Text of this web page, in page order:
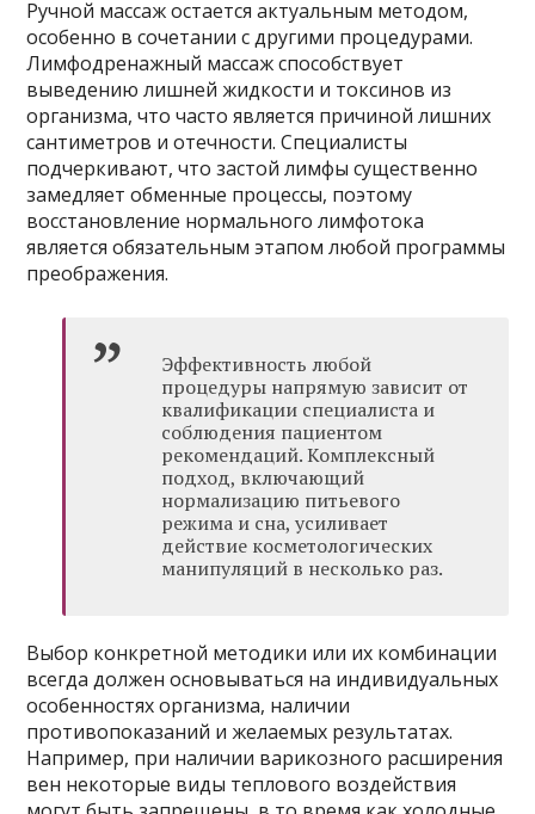
Ручной массаж остается актуальным методом,
особенно в сочетании с другими процедурами.
Лимфодренажный массаж способствует
выведению лишней жидкости и токсинов из
организма, что часто является причиной лишних
сантиметров и отечности. Специалисты
подчеркивают, что застой лимфы существенно
замедляет обменные процессы, поэтому
восстановление нормального лимфотока
является обязательным этапом любой программы
преображения.
Эффективность любой
процедуры напрямую зависит от
квалификации специалиста и
соблюдения пациентом
рекомендаций. Комплексный
подход, включающий
нормализацию питьевого
режима и сна, усиливает
действие косметологических
манипуляций в несколько раз.
Выбор конкретной методики или их комбинации
всегда должен основываться на индивидуальных
особенностях организма, наличии
противопоказаний и желаемых результатах.
Например, при наличии варикозного расширения
вен некоторые виды теплового воздействия